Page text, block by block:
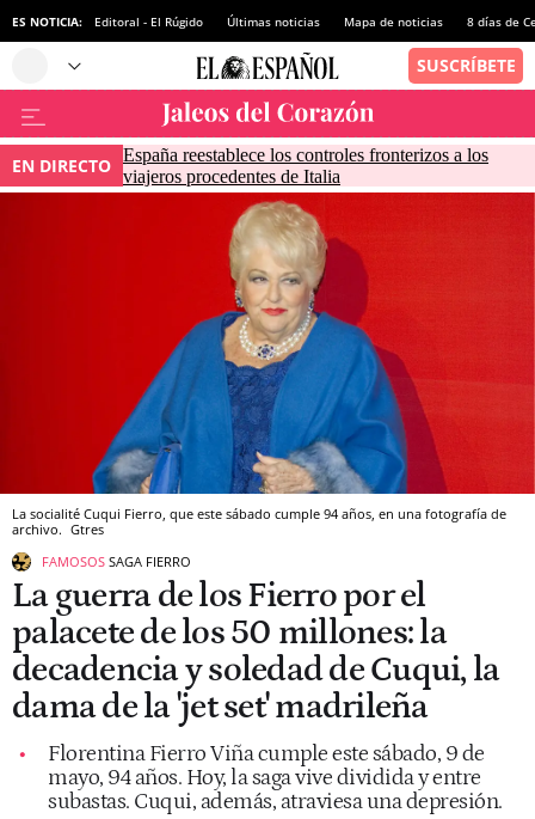
ES NOTICIA: Editoral - El Rúgido Últimas noticias Mapa de noticias 8 días de
EN DIRECTO España reestablece los controles fronterizos a los
viajeros procedentes de Italia
La socialité Cuqui Fierro, que este sábado cumple 94 años, en una fotografía de
archivo. Gtres
FAMOSOS SAGA FIERRO
La guerra de los Fierro por el
palacete de los 50 millones: la
decadencia y soledad de Cuqui, la
dama de la 'jet set' madrileña
Florentina Fierro Viña cumple este sábado, 9 de
mayo, 94 años. Hoy, la saga vive dividida y entre
subastas. Cuqui, además, atraviesa una depresión.